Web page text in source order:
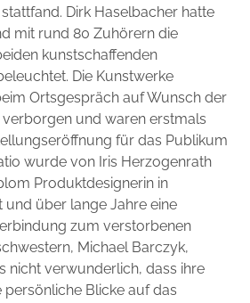
Dirk Haselbacher hatte
mit rund 80 Zuhörern die
kunstschaffenden
Die Kunstwerke
Ortsgespräch auf Wunsch der
und waren erstmals
für das Publikum
wurde von Iris Herzogenrath
Produktdesignerin in
und über lange Jahre eine
zum verstorbenen
Michael Barczyk,
nicht verwunderlich, dass ihre
Blicke auf das